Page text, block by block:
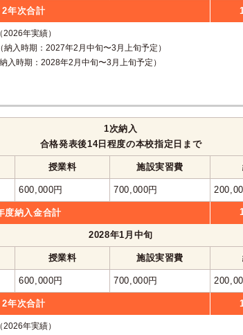
2年次合計
年実績）
入時期：2027年2月中旬〜3月上旬予定）
時期：2028年2月中旬〜3月上旬予定）
1次納入
合格発表後14日程度の本校指定日まで
授業料 施設実習費
600,000円 700,000円
度納入金合計
2028年1月中旬
授業料 施設実習費
600,000円 700,000円
2年次合計
年実績）